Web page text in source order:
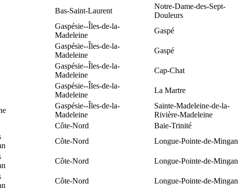
Bas-Saint-Laurent
Notre-Dame-des-Sept-
Douleurs
Gaspésie--Îles-de-la-
Madeleine
Gaspé
Gaspésie--Îles-de-la-
Madeleine
Gaspé
Gaspésie--Îles-de-la-
Madeleine
Cap-Chat
Gaspésie--Îles-de-la-
Madeleine
La Martre
Gaspésie--Îles-de-la-
Madeleine
Sainte-Madeleine-de-la-
Rivière-Madeleine
Côte-Nord
Baie-Trinité
Côte-Nord Longue-Pointe-de-Mingan
Côte-Nord Longue-Pointe-de-Mingan
Côte-Nord Longue-Pointe-de-Mingan